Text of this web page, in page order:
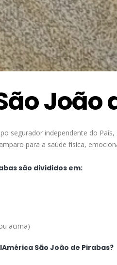
João
segurador independente do
para a saúde física,
são divididos em:
acima)
São João de Pirabas?